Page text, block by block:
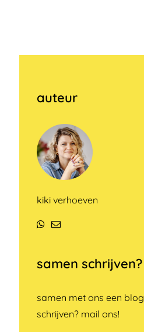
auteur
kiki verhoeven
WhatsApp
E-
samen schrijven?
samen met ons een blog
schrijven? mail ons!